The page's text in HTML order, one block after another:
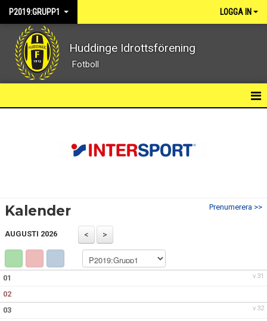
P2019:GRUPP1 LOGGA IN
Huddinge Idrottsförening
Fotboll
BILDGALLERI
DOKUMENT
KONTAKT
Prenumerera >>
Kalender
AUGUSTI 2026
v.31
01
02
v.32
03